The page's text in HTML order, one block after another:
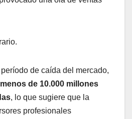
de caída del mercado,
menos de 10.000 millones
, lo que sugiere que la
profesionales